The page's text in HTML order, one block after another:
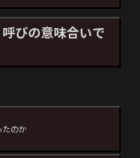
びの意味合いで
たのか